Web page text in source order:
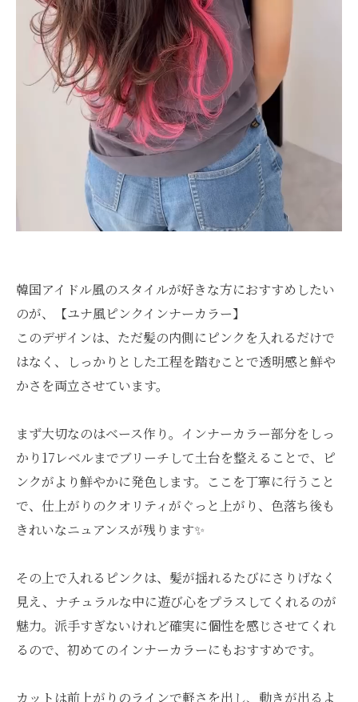
韓国アイドル風のスタイルが好きな方におすすめしたい
のが、【ユナ風ピンクインナーカラー】
このデザインは、ただ髪の内側にピンクを入れるだけで
はなく、しっかりとした工程を踏むことで透明感と鮮や
かさを両立させています。
まず大切なのはベース作り。インナーカラー部分をしっ
かり17レベルまでブリーチして土台を整えることで、ピ
ンクがより鮮やかに発色します。ここを丁寧に行うこと
で、仕上がりのクオリティがぐっと上がり、色落ち後も
きれいなニュアンスが残ります✨
その上で入れるピンクは、髪が揺れるたびにさりげなく
見え、ナチュラルな中に遊び心をプラスしてくれるのが
魅力。派手すぎないけれど確実に個性を感じさせてくれ
るので、初めてのインナーカラーにもおすすめです。
カットは前上がりのラインで軽さを出し、動きが出るよ